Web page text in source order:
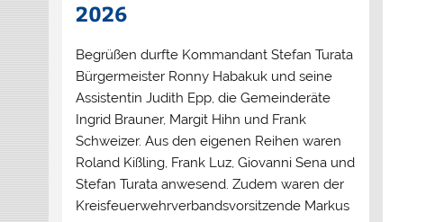
2026
Begrüßen durfte Kommandant Stefan Turata
Bürgermeister Ronny Habakuk und seine
Assistentin Judith Epp, die Gemeinderäte
Ingrid Brauner, Margit Hihn und Frank
Schweizer. Aus den eigenen Reihen waren
Roland Kißling, Frank Luz, Giovanni Sena und
Stefan Turata anwesend. Zudem waren der
Kreisfeuerwehrverbandsvorsitzende Markus